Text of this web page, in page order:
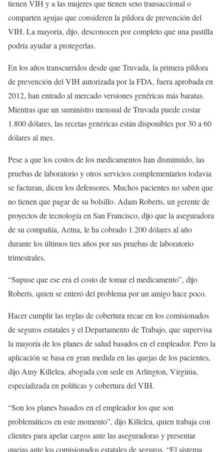
tienen VIH y a las mujeres que tienen sexo transaccional o
comparten agujas que consideren la píldora de prevención del
VIH. La mayoría, dijo, desconocen por completo que una pastilla
podría ayudar a protegerlas.
En los años transcurridos desde que Truvada, la primera píldora
de prevención del VIH autorizada por la FDA, fuera aprobada en
2012, han entrado al mercado versiones genéricas más baratas.
Mientras que un suministro mensual de Truvada puede costar
1.800 dólares, las recetas genéricas están disponibles por 30 a 60
dólares al mes.
Pese a que los costos de los medicamentos han disminuido, las
pruebas de laboratorio y otros servicios complementarios todavía
se facturan, dicen los defensores. Muchos pacientes no saben que
no tienen que pagar de su bolsillo. Adam Roberts, un gerente de
proyectos de tecnología en San Francisco, dijo que la aseguradora
de su compañía, Aetna, le ha cobrado 1.200 dólares al año
durante los últimos tres años por sus pruebas de laboratorio
trimestrales.
“Supuse que ese era el costo de tomar el medicamento”, dijo
Roberts, quien se enteró del problema por un amigo hace poco.
Hacer cumplir las reglas de cobertura recae en los comisionados
de seguros estatales y el Departamento de Trabajo, que supervisa
la mayoría de los planes de salud basados en el empleador. Pero la
aplicación se basa en gran medida en las quejas de los pacientes,
dijo Amy Killelea, abogada con sede en Arlington, Virginia,
especializada en políticas y cobertura del VIH.
“Son los planes basados en el empleador los que son
problemáticos en este momento”, dijo Killelea, quien trabaja con
clientes para apelar cargos ante las aseguradoras y presentar
quejas ante los comisionados estatales de seguros. “El sistema